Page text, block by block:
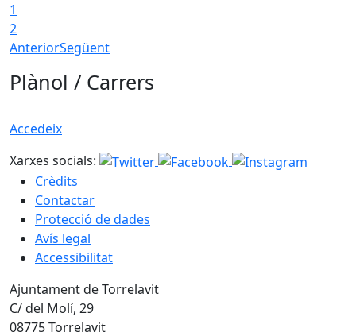
1
2
AnteriorSegüent
Plànol / Carrers
Accedeix
Xarxes socials:
Crèdits
Contactar
Protecció de dades
Avís legal
Accessibilitat
Ajuntament de Torrelavit
C/ del Molí, 29
08775 Torrelavit